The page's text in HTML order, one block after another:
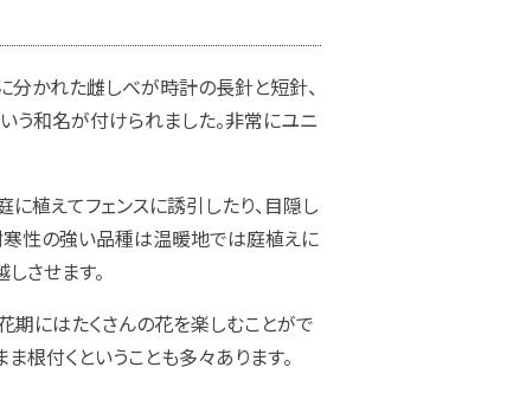
分かれた雌しべが時計の長針と短針、
う和名が付けられました。非常にユニ
に植えてフェンスに誘引したり、目隠し
寒性の強い品種は温暖地では庭植えに
させます。
にはたくさんの花を楽しむことがで
根付くということも多々あります。